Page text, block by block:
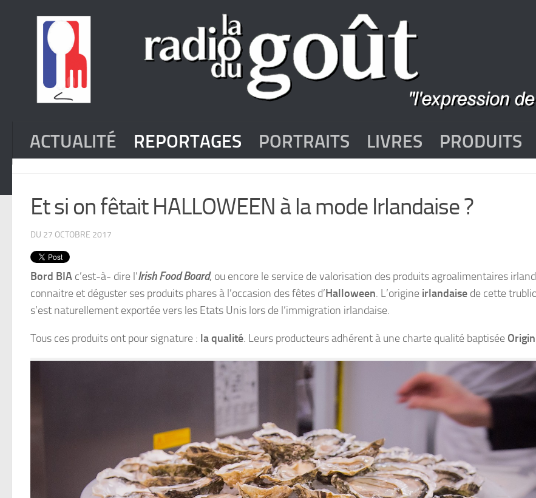
ACTUALITÉ REPORTAGES PORTRAITS LIVRES PRODUITS
Et si on fêtait HALLOWEEN à la mode Irlandaise ?
DU 27 OCTOBRE 2017
Bord BIA c’est-à- dire l’Irish Food Board, ou encore le service de valorisation des produits agroalimentaires
connaitre et déguster ses produits phares à l’occasion des fêtes d’Halloween. L’origine irlandaise de cette
s’est naturellement exportée vers les Etats Unis lors de l’immigration irlandaise.
Tous ces produits ont pour signature : la qualité. Leurs producteurs adhérent à une charte qualité baptisée